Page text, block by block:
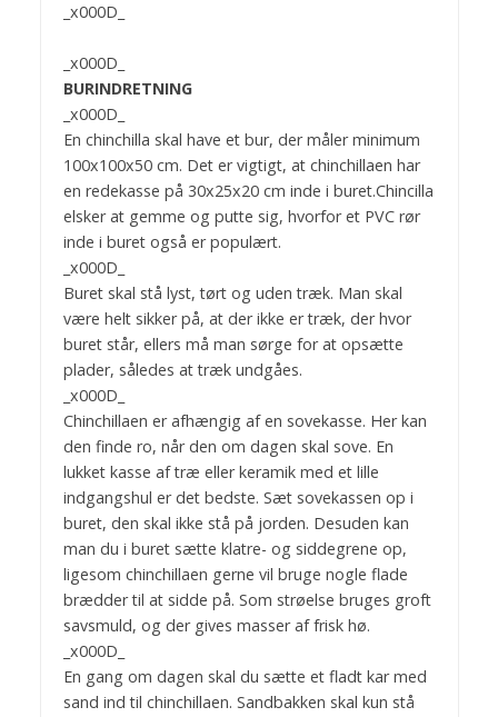
_x000D_
_x000D_
BURINDRETNING
_x000D_
En chinchilla skal have et bur, der måler minimum
100x100x50 cm. Det er vigtigt, at chinchillaen har
en redekasse på 30x25x20 cm inde i buret.Chincilla
elsker at gemme og putte sig, hvorfor et PVC rør
inde i buret også er populært.
_x000D_
Buret skal stå lyst, tørt og uden træk. Man skal
være helt sikker på, at der ikke er træk, der hvor
buret står, ellers må man sørge for at opsætte
plader, således at træk undgåes.
_x000D_
Chinchillaen er afhængig af en sovekasse. Her kan
den finde ro, når den om dagen skal sove. En
lukket kasse af træ eller keramik med et lille
indgangshul er det bedste. Sæt sovekassen op i
buret, den skal ikke stå på jorden. Desuden kan
man du i buret sætte klatre- og siddegrene op,
ligesom chinchillaen gerne vil bruge nogle flade
brædder til at sidde på. Som strøelse bruges groft
savsmuld, og der gives masser af frisk hø.
_x000D_
En gang om dagen skal du sætte et fladt kar med
sand ind til chinchillaen. Sandbakken skal kun stå